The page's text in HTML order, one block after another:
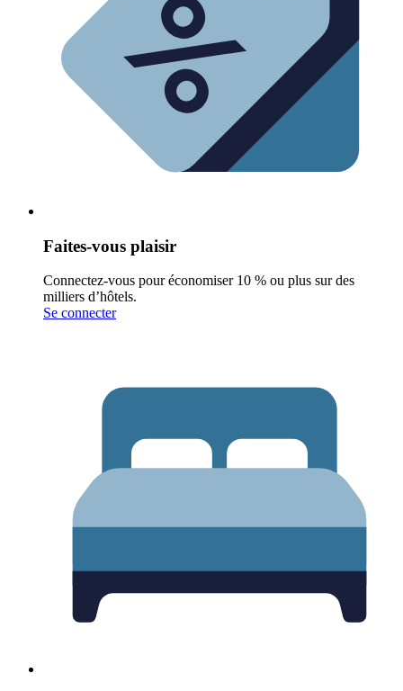
Faites-vous plaisir
Connectez-vous pour économiser 10 % ou plus sur des
milliers d’hôtels.
Se connecter